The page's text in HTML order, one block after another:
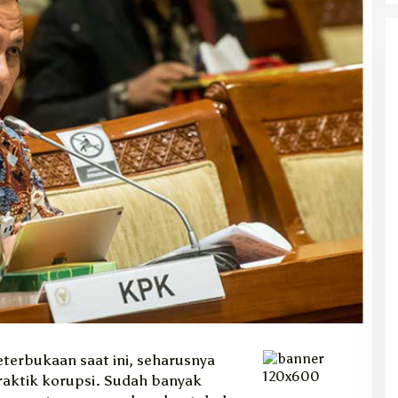
saat ini, seharusnya
korupsi. Sudah banyak